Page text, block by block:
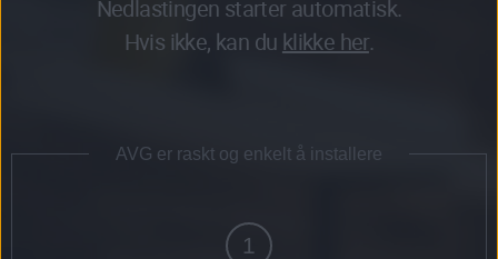
Nedlastingen starter automatisk.
Hvis ikke, kan du klikke her.
AVG er raskt og enkelt å installere
1